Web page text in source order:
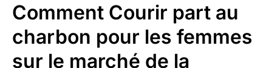
Comment Courir part au
charbon pour les femmes
sur le marché de la